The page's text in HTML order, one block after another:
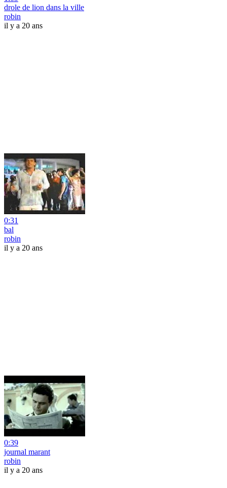
drole de lion dans la ville
robin
il y a 20 ans
0:31
bal
robin
il y a 20 ans
0:39
journal marant
robin
il y a 20 ans